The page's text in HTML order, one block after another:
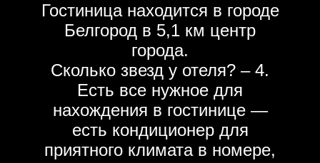
Гостиница находится в городе
Белгород в 5,1 км центр
города.
Сколько звезд у отеля? – 4.
Есть все нужное для
нахождения в гостинице —
есть кондиционер для
приятного климата в номере,